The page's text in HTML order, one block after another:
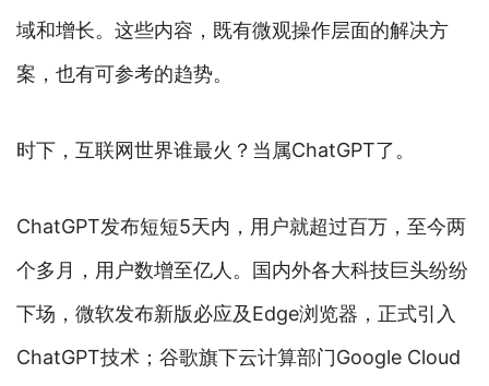
域和增长。这些内容，既有微观操作层面的解决方
案，也有可参考的趋势。
时下，互联网世界谁最火？当属ChatGPT了。
ChatGPT发布短短5天内，用户就超过百万，至今两
个多月，用户数增至亿人。国内外各大科技巨头纷纷
下场，微软发布新版必应及Edge浏览器，正式引入
ChatGPT技术；谷歌旗下云计算部门Google Cloud